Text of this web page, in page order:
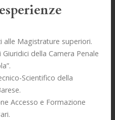
alle Magistrature superiori.
della Camera Penale
Scientifico della
Accesso e Formazione